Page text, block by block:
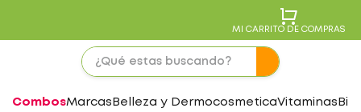
MI CARRITO DE COMPRAS
CombosMarcas Belleza y DermocosmeticaVitaminas